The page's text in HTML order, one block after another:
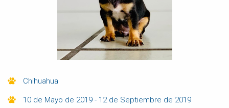
Chihuahua
10 de Mayo de 2019 - 12 de Septiembre de 2019